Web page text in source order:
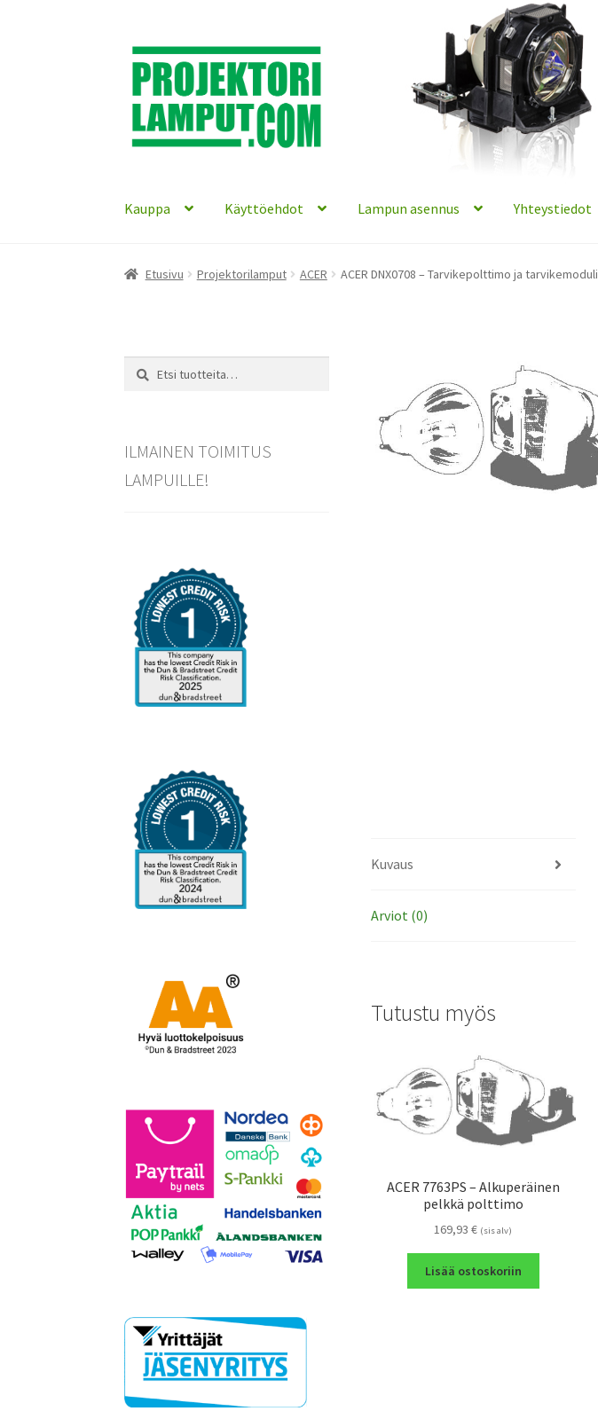
Siirry
navigointiin
Siirry
sisältöön
Kauppa Käyttöehdot Lampun asennus Yhteystiedot
Etusivu Projektorilamput ACER ACER DNX0708 – Tarvikepolttimo ja tarvikemoduli
Kuvaus
Arviot (0)
Tutustu myös
ACER 7763PS – Alkuperäinen
pelkkä polttimo
169,93€ (sis alv)
Lisää ostoskoriin
Etsi:
Haku
ILMAINEN TOIMITUS
LAMPUILLE!